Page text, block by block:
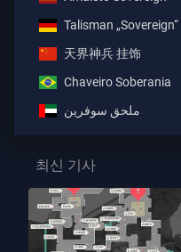
Talisman „Sovereign“
天界神兵 挂饰
Chaveiro Soberania
ملحق سوفرين
최신 기사